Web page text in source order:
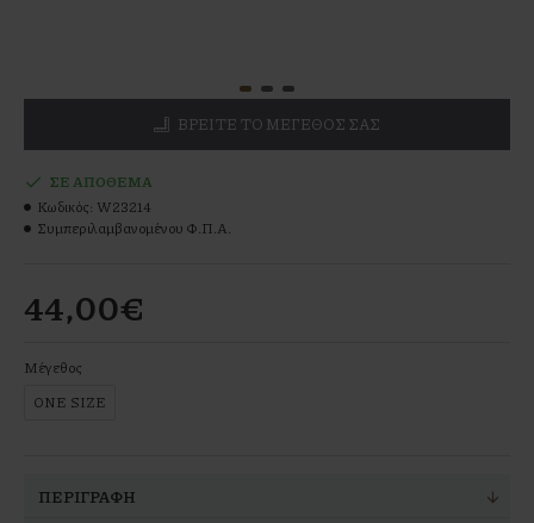
ΒΡΕΊΤΕ ΤΟ ΜΕΓΕΘΌΣ ΣΑΣ
44,00€
ΣΕ ΑΠΌΘΕΜΑ
Κωδικός: W23214
Συμπεριλαμβανομένου Φ.Π.Α.
Μέγεθος
ONE SIZE
ΠΕΡΙΓΡΑΦΉ